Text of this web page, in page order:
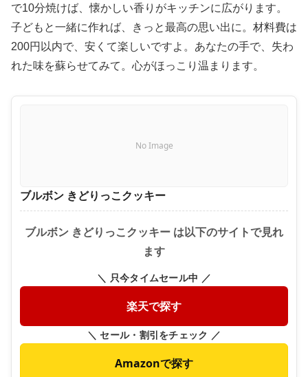
で10分焼けば、懐かしい香りがキッチンに広がります。
子どもと一緒に作れば、きっと最高の思い出に。材料費は
200円以内で、安くて楽しいですよ。あなたの手で、失わ
れた味を蘇らせてみて。心がほっこり温まります。
No Image
ブルボン きどりっこクッキー
ブルボン きどりっこクッキー は以下のサイトで見れ
ます
＼ 只今タイムセール中 ／
楽天で探す
＼ セール・割引をチェック ／
Amazonで探す